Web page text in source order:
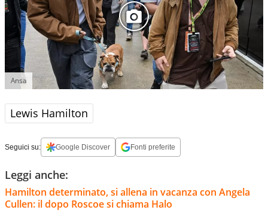
Ansa
Lewis Hamilton
Seguici su: Google Discover Fonti preferite
Leggi anche:
Hamilton determinato, si allena in vacanza con Angela
Cullen: il dopo Roscoe si chiama Halo